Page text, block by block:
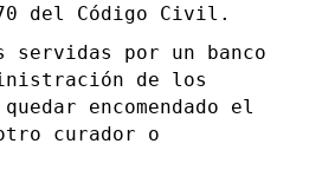
del Código Civil.
por un banco
de los
encomendado el
curador o